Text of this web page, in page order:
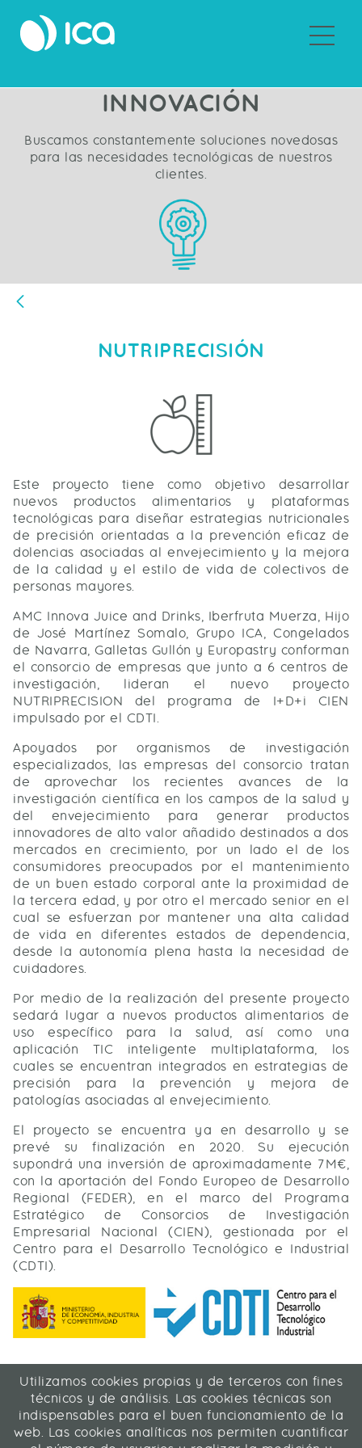
INNOVACIÓN
Buscamos constantemente soluciones novedosas
para las necesidades tecnológicas de nuestros
clientes.
NUTRIPRECISIÓN
Este proyecto tiene como objetivo desarrollar
nuevos productos alimentarios y plataformas
tecnológicas para diseñar estrategias nutricionales
de precisión orientadas a la prevención eficaz de
dolencias asociadas al envejecimiento y la mejora
de la calidad y el estilo de vida de colectivos de
personas mayores.
AMC Innova Juice and Drinks, Iberfruta Muerza, Hijo
de José Martínez Somalo, Grupo ICA, Congelados
de Navarra, Galletas Gullón y Europastry conforman
el consorcio de empresas que junto a 6 centros de
investigación, lideran el nuevo proyecto
NUTRIPRECISION del programa de I+D+i CIEN
impulsado por el CDTI.
Apoyados por organismos de investigación
especializados, las empresas del consorcio tratan
de aprovechar los recientes avances de la
investigación científica en los campos de la salud y
del envejecimiento para generar productos
innovadores de alto valor añadido destinados a dos
mercados en crecimiento, por un lado el de los
consumidores preocupados por el mantenimiento
de un buen estado corporal ante la proximidad de
la tercera edad, y por otro el mercado senior en el
cual se esfuerzan por mantener una alta calidad
de vida en diferentes estados de dependencia,
desde la autonomía plena hasta la necesidad de
cuidadores.
Por medio de la realización del presente proyecto
sedará lugar a nuevos productos alimentarios de
uso específico para la salud, así como una
aplicación TIC inteligente multiplataforma, los
cuales se encuentran integrados en estrategias de
precisión para la prevención y mejora de
patologías asociadas al envejecimiento.
El proyecto se encuentra ya en desarrollo y se
prevé su finalización en 2020. Su ejecución
supondrá una inversión de aproximadamente 7M€,
con la aportación del Fondo Europeo de Desarrollo
Regional (FEDER), en el marco del Programa
Estratégico de Consorcios de Investigación
Empresarial Nacional (CIEN), gestionada por el
Centro para el Desarrollo Tecnológico e Industrial
(CDTI).
ICA Informática y Comunicaciones Avanzadas SL
C/ La Rábida 27, 28039 Madrid
91 311 04 87
Utilizamos cookies propias y de terceros con fines
técnicos y de análisis. Las cookies técnicas son
indispensables para el buen funcionamiento de la
web. Las cookies analíticas nos permiten cuantificar